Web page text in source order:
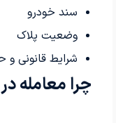
سند خودرو
وضعیت پلاک
شرایط قانونی و
چرا معامله